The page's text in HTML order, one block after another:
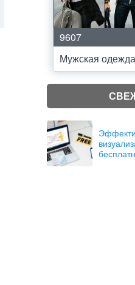
9607
Мужская одежда